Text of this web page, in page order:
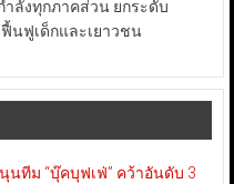
ลังทุกภาคส่วน ยกระดับ
นฟูเด็กและเยาวชน
นทีม “บุ๊คบุฟเฟ่” คว้าอันดับ 3